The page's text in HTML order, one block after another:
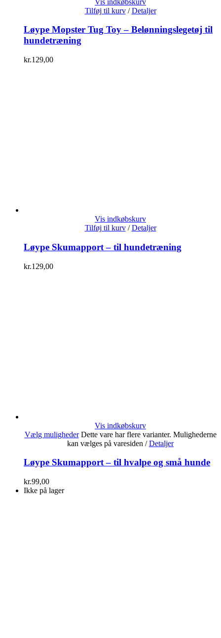
Tilføj til kurv / Detaljer
Løype Mopster Tug Toy – Belønningslegetøj til
hundetræning
kr.129,00
Vis indkøbskurv
Tilføj til kurv / Detaljer
Løype Skumapport – til hundetræning
kr.129,00
Vis indkøbskurv
Vælg muligheder Dette vare har flere varianter. Mulighederne
kan vælges på varesiden / Detaljer
Løype Skumapport – til hvalpe og små hunde
kr.99,00
Ikke på lager